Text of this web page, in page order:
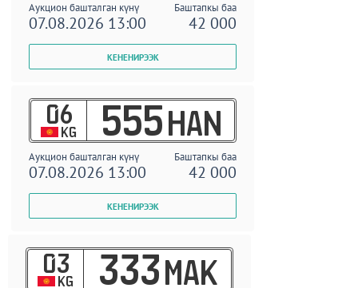
Аукцион башталган күнү Баштапкы баа
07.08.2026 13:00 42 000
06
KG 555 HAN
Аукцион башталган күнү Баштапкы баа
07.08.2026 13:00 42 000
03
KG 333 MAK